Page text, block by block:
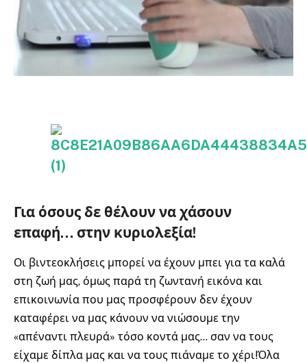
Για όσους δε θέλουν να χάσουν
επαφή… στην κυριολεξία!
Οι βιντεοκλήσεις μπορεί να έχουν μπει για τα καλά
στη ζωή μας, όμως παρά τη ζωντανή εικόνα και
επικοινωνία που μας προσφέρουν δεν έχουν
καταφέρει να μας κάνουν να νιώσουμε την
«απέναντι πλευρά» τόσο κοντά μας… σαν να τους
είχαμε δίπλα μας και να τους πιάναμε το χέρι!Όλα